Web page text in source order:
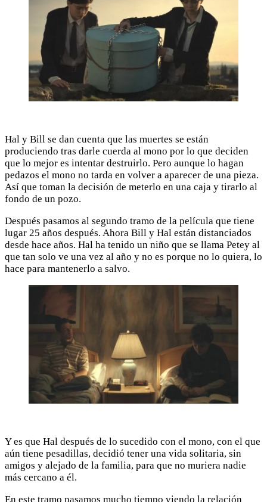
Hal y Bill se dan cuenta que las muertes se están
produciendo tras darle cuerda al mono por lo que deciden
que lo mejor es intentar destruirlo. Pero aunque lo hagan
pedazos el mono no tarda en volver a aparecer de una pieza.
Así que toman la decisión de meterlo en una caja y tirarlo al
fondo de un pozo.
Después pasamos al segundo tramo de la película que tiene
lugar 25 años después. Ahora Bill y Hal están distanciados
desde hace años. Hal ha tenido un niño que se llama Petey al
que tan solo ve una vez al año y no es porque no lo quiera, lo
hace para mantenerlo a salvo.
Y es que Hal después de lo sucedido con el mono, con el que
aún tiene pesadillas, decidió tener una vida solitaria, sin
amigos y alejado de la familia, para que no muriera nadie
más cercano a él.
En este tramo pasamos mucho tiempo viendo la relación